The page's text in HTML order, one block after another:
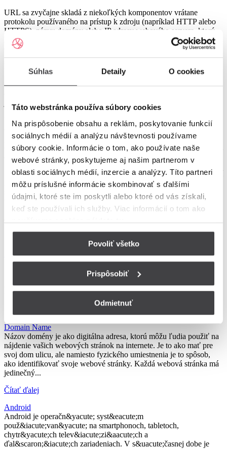
Súhlas Detaily O cookies
Táto webstránka používa súbory cookies
Na prispôsobenie obsahu a reklám, poskytovanie funkcií
sociálnych médií a analýzu návštevnosti používame
súbory cookie. Informácie o tom, ako používate naše
webové stránky, poskytujeme aj našim partnerom v
oblasti sociálnych médií, inzercie a analýzy. Títo partneri
môžu príslušné informácie skombinovať s ďalšími
údajmi, ktoré ste im poskytli alebo ktoré od vás získali,
keď ste používali ich služby. Viac informácií o tom ako
používame cookies nájdete tu.
Povoliť všetko
Prispôsobiť
Odmietnuť
URL sa zvyčajne skladá z niekoľkých komponentov vrátane
protokolu používaného na prístup k zdroju (napríklad HTTP alebo
HTTPS), názvu domény alebo IP adresy webového servera, ktorý
hostil prostriedok, a cestu k konkrétnemu prostriedku na serveri.
Cesta môže zahŕňať adresáre, podadresáre a názvy súborov.
Napríklad URL pre domovskú stránku webovej stránky môže byť
„https://www.example.com/index.html“. V takom prípade „https: //“
označuje použitý protokol (https), „www.example.com“ je
je cesta k špecifickému webstránka.
URL môžu obsahovať aj ďalšie komponenty, napríklad parametre
dopytu, ktoré poskytujú ďalšie informácie o požadovanom
prostriedku. Parametre dopytu sú oddelené od zvyšku adresy URL s
otáznikovou známkou a jednotlivé parametre sú oddelené symbolom
ampersand.
URL sú nevyhnutné na prístup k informáciám a zdieľaniu informácií
na internete a používajú sa v širokej škále kontextov, od príspevkov
sociálnych médií a e -mailových správ až po výsledky
vyhľadávacieho nástroja a online reklamy. Pochopenie toho, ako
fungujú adresy URL, je dôležitou súčasťou efektívneho a
Späť do slovníka pojmov
Poznáte tiež...?
Domain Name
Názov domény je ako digitálna adresa, ktorú môžu ľudia použiť na
nájdenie vašich webových stránok na internete. Je to ako mať pre
svoj dom ulicu, ale namiesto fyzického umiestnenia je to spôsob,
ako identifikovať svoje webové stránky. Každá webová stránka má
jedinečný...
Čítať ďalej
Android
Android je operačn&yacute; syst&eacute;m
použ&iacute;van&yacute; na smartphonoch, tabletoch,
chytr&yacute;ch telev&iacute;zi&aacute;ch a
ďal&scaron;&iacute;ch zariadeniach. V s&uacute;časnej dobe je